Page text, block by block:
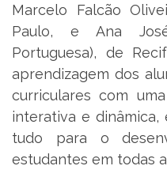
Marcelo Falcão
Paulo, e Ana
Portuguesa), de
aprendizagem dos
curriculares com
interativa e dinâmica,
tudo para o
estudantes em todas